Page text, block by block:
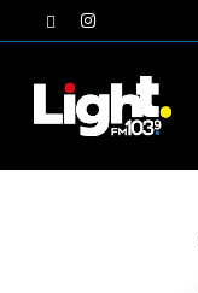
to
twitterinstagram